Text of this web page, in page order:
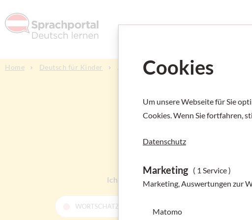
Home Deutsch für Kinder Alle Angebote
Ich suche:
WORTSCHATZKALENDER
Cookies
Um unsere Webseite für Sie
Cookies. Wenn Sie fortfahren,
Datenschutz
Marketing ( 1 Service )
Marketing, Auswertungen zur
Matomo